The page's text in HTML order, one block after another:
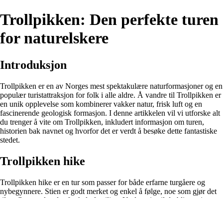
Trollpikken: Den perfekte turen
for naturelskere
Introduksjon
Trollpikken er en av Norges mest spektakulære naturformasjoner og en
populær turistattraksjon for folk i alle aldre. Å vandre til Trollpikken er
en unik opplevelse som kombinerer vakker natur, frisk luft og en
fascinerende geologisk formasjon. I denne artikkelen vil vi utforske alt
du trenger å vite om Trollpikken, inkludert informasjon om turen,
historien bak navnet og hvorfor det er verdt å besøke dette fantastiske
stedet.
Trollpikken hike
Trollpikken hike er en tur som passer for både erfarne turgåere og
nybegynnere. Stien er godt merket og enkel å følge, noe som gjør det